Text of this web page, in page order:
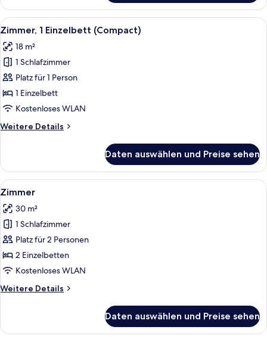
1 King-
Bett
Alle
Fotos
für
Zimmer,
1 Einzelbett
(Compact)
anzeigen
Ein Hotelzimmer mit einem großen
6
Zimmer, 1 Einzelbett (Compact)
18 m²
1 Schlafzimmer
Platz für 1 Person
1 Einzelbett
Kostenloses WLAN
Weitere Details
Weitere
1 Einzelbett
(Compact)
Daten auswählen und Preise sehen
Alle
Fotos
für
Zimmer
anzeigen
Ein Hotelzimmer mit einem Bett,
9
Zimmer
30 m²
1 Schlafzimmer
Platz für 2 Personen
2 Einzelbetten
Kostenloses WLAN
Weitere Details
Weitere
Daten auswählen und Preise sehen